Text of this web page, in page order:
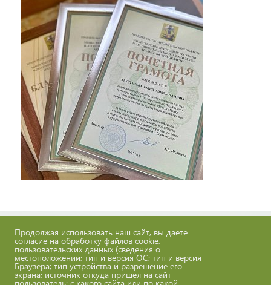
+7 (8182) 68-50-81
Задать вопрос
Продолжая использовать наш сайт, вы даете
согласие на обработку файлов cookie,
пользовательских данных (сведения о
местоположении; тип и версия ОС; тип и версия
Браузера; тип устройства и разрешение его
экрана; источник откуда пришел на сайт